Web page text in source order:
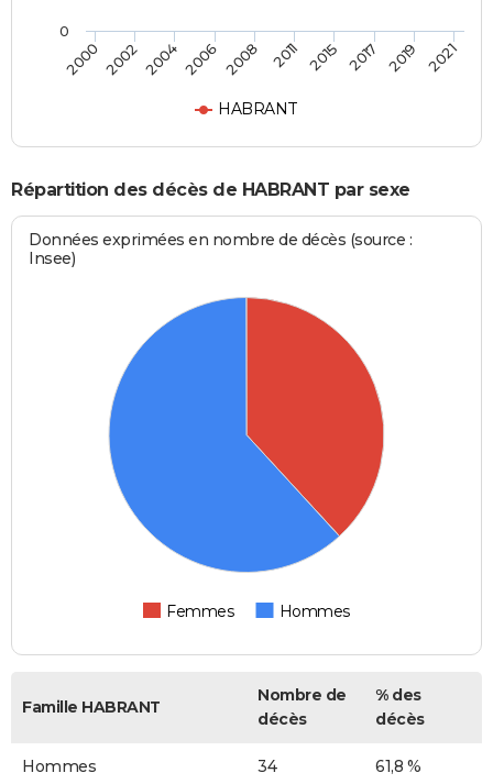
HABRANT
2000 200220042006 2008 2011 2015 2017 2019 2021
0
Répartition des décès de HABRANT par sexe
Données exprimées en nombre de décès (source :
Insee)
Femmes Hommes
Famille HABRANT
Nombre de
décès
% des
décès
Hommes 34 61,8 %